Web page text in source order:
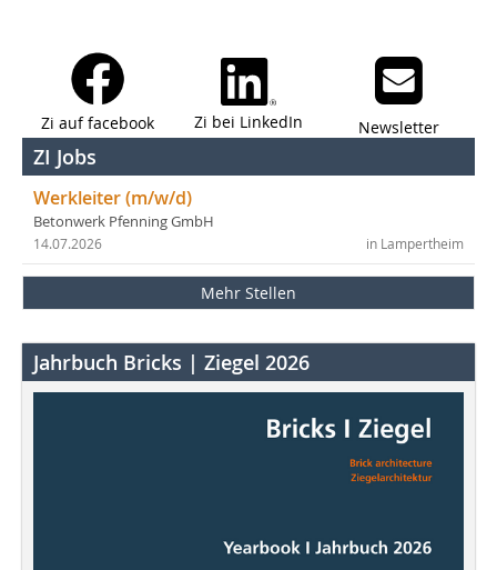
Zi auf facebook Zi bei LinkedIn Newsletter
ZI Jobs
Werkleiter (m/w/d)
Betonwerk Pfenning GmbH
in Lampertheim
14.07.2026
Mehr Stellen
Jahrbuch Bricks | Ziegel 2026